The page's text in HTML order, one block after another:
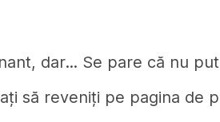
dar... Se pare că nu
să reveniți pe pagina de